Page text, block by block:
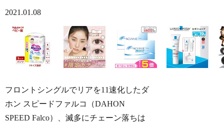
2021.01.08
フロントシングルでリアを11速化したダ
ホン スピードファルコ（DAHON
SPEED Falco）、滅多にチェーン落ちは